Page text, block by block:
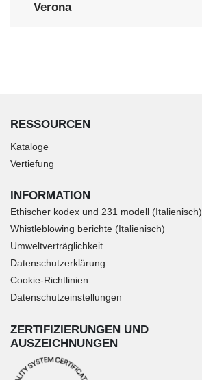
Verona
RESSOURCEN
Kataloge
Vertiefung
INFORMATION
Ethischer kodex und 231 modell (Italienisch)
Whistleblowing berichte (Italienisch)
Umweltverträglichkeit
Datenschutzerklärung
Cookie-Richtlinien
Datenschutzeinstellungen
ZERTIFIZIERUNGEN UND
AUSZEICHNUNGEN